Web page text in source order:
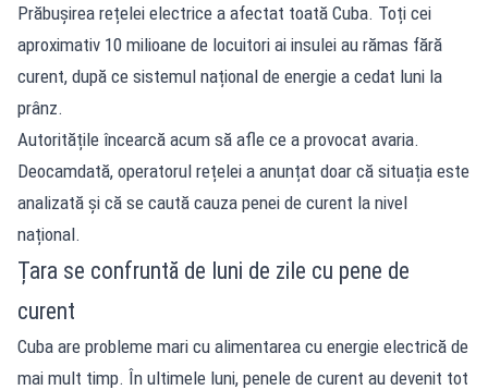
Prăbușirea rețelei electrice a afectat toată Cuba. Toți cei
aproximativ 10 milioane de locuitori ai insulei au rămas fără
curent, după ce sistemul național de energie a cedat luni la
prânz.
Autoritățile încearcă acum să afle ce a provocat avaria.
Deocamdată, operatorul rețelei a anunțat doar că situația este
analizată și că se caută cauza penei de curent la nivel
național.
Țara se confruntă de luni de zile cu pene de
curent
Cuba are probleme mari cu alimentarea cu energie electrică de
mai mult timp. În ultimele luni, penele de curent au devenit tot